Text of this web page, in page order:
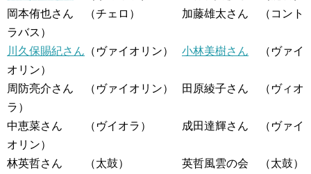
岡本侑也さん （チェロ） 加藤雄太さん （コント
ラバス）
川久保賜紀さん （ヴァイオリン） 小林美樹さん （ヴァイ
オリン）
周防亮介さん （ヴァイオリン） 田原綾子さん （ヴィオ
ラ）
中恵菜さん （ヴイオラ） 成田達輝さん （ヴァイ
オリン）
林英哲さん （太鼓） 英哲風雲の会 （太鼓）